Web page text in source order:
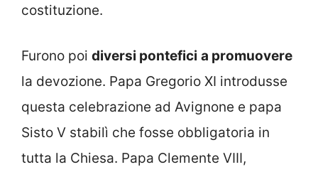
costituzione.
Furono poi diversi pontefici a promuovere
la devozione. Papa Gregorio XI introdusse
questa celebrazione ad Avignone e papa
Sisto V stabilì che fosse obbligatoria in
tutta la Chiesa. Papa Clemente VIII,